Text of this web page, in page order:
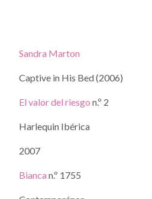
Sandra Marton
Captive in His Bed (2006)
El valor del riesgo n.º 2
Harlequin Ibérica
2007
Bianca n.º 1755